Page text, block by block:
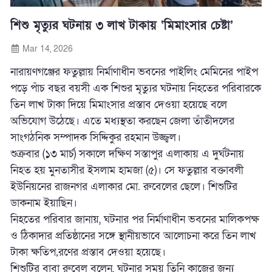
শিশু মৃত্যুর ঘটনায় ৩ লাখ টাকায় ‘মিমাংসার চেষ্টা’
Mar 14, 2026
নারায়ণগঞ্জের ফতুল্লায় নির্মাণাধীন ভবনের পাইলিং মেমিনের পাইপ
পড়ে পাঁচ বছর বয়সী এক শিশুর মৃত্যুর ঘটনায় নিহতের পরিবারকে
তিন লাখ টাকা দিয়ে মিমাংসার প্রস্তাব দেওয়া হয়েছে বলে
অভিযোগ উঠেছে। এতে মধ্যস্থতা করছেন জেলা তাঁতীদলের
সাংগঠনিক সম্পাদক সিদ্দিকুর রহমান উজ্জ্বল।
শুক্রবার (১৩ মার্চ) সকালে দক্ষিণ সস্তাপুর এলাকায় এ দুর্ঘটনায়
নিহত হয় মুনতাসীর ইসলাম হামজা (৫)। সে ফতুল্লার বক্তাবলী
ইউনিয়নের রাজনগর এলাকার মো. রুবেলের ছেলে। শিশুটির
ডাকনাম ইয়াছিন।
নিহতের পরিবার জানায়, ঘটনার পর নির্মাণাধীন ভবনের মালিকপক্ষ
ও ঠিকাদার প্রতিষ্ঠানের সঙ্গে স্থানীয়ভাবে আলোচনা করে তিন লাখ
টাকা ক্ষতিপ‚রণের প্রস্তাব দেওয়া হয়েছে।
শিশুটির বাবা রুবেল বলেন, ঘটনার সময় তিনি কাজের জন্য